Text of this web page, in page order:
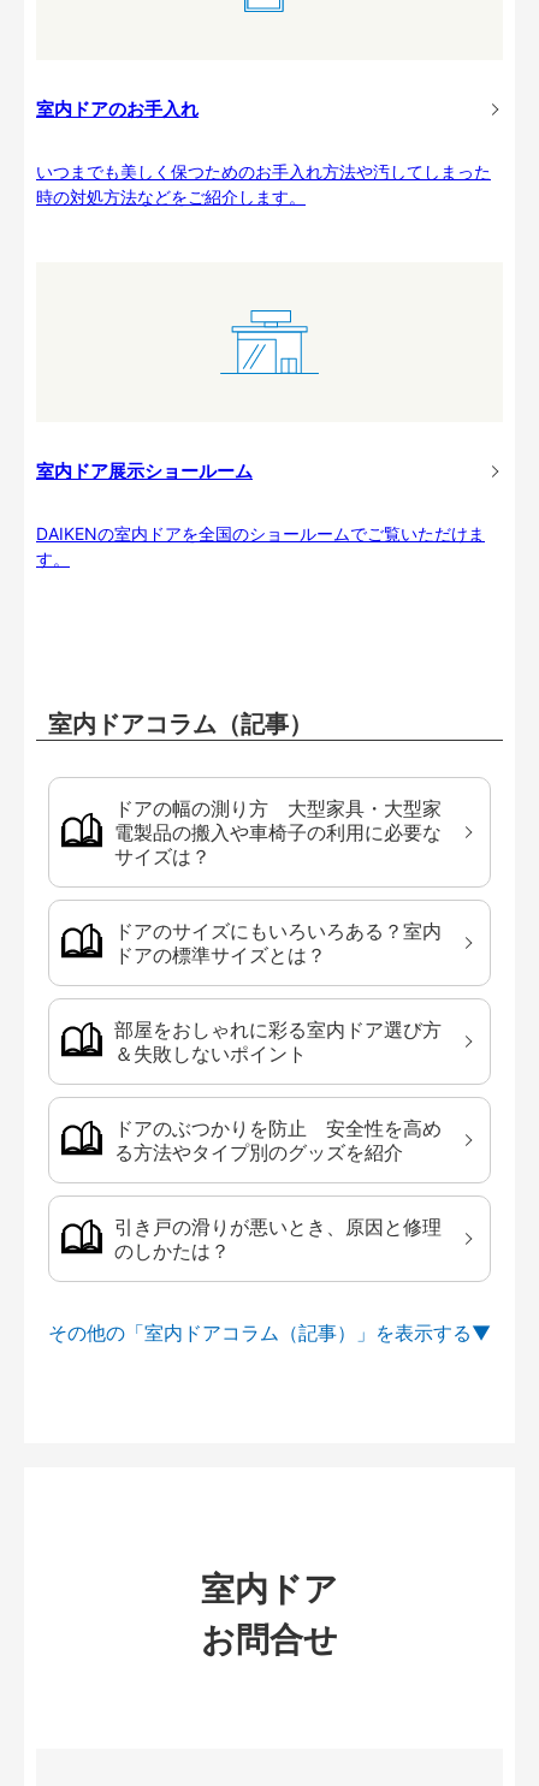
室内ドアのお手入れ
いつまでも美しく保つためのお手入れ方法や汚してしまった
時の対処方法などをご紹介します。
室内ドア展示ショールーム
DAIKENの室内ドアを全国のショールームでご覧いただけま
す。
室内ドアコラム（記事）
ドアの幅の測り方 大型家具・大型家
電製品の搬入や車椅子の利用に必要な
サイズは？
ドアのサイズにもいろいろある？室内
ドアの標準サイズとは？
部屋をおしゃれに彩る室内ドア選び方
＆失敗しないポイント
ドアのぶつかりを防止 安全性を高め
る方法やタイプ別のグッズを紹介
引き戸の滑りが悪いとき、原因と修理
のしかたは？
その他の「室内ドアコラム（記事）」を
室内ドア
お問合せ